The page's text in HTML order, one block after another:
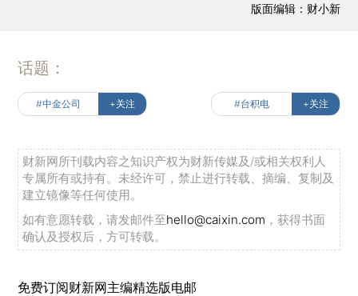
版面编辑：财小新
话题：
#中金公司 +关注 #台积电 +关注
财新网所刊载内容之知识产权为财新传媒及/或相关权利人
专属所有或持有。未经许可，禁止进行转载、摘编、复制及
建立镜像等任何使用。
如有意愿转载，请发邮件至hello@caixin.com ，获得书面
确认及授权后，方可转载。
免费订阅财新网主编精选版电邮